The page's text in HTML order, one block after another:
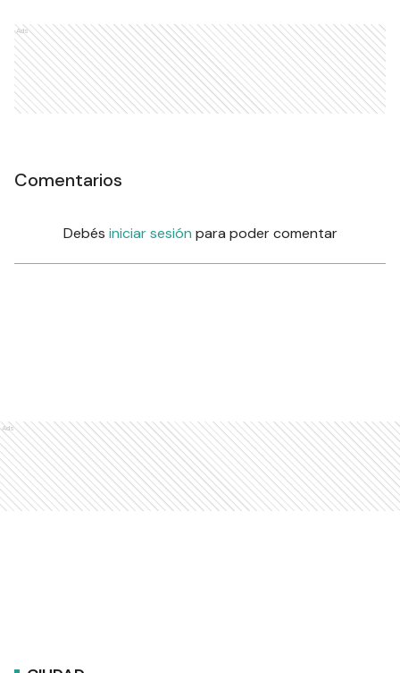
Ads
Comentarios
Debés iniciar sesión para poder comentar
Ads